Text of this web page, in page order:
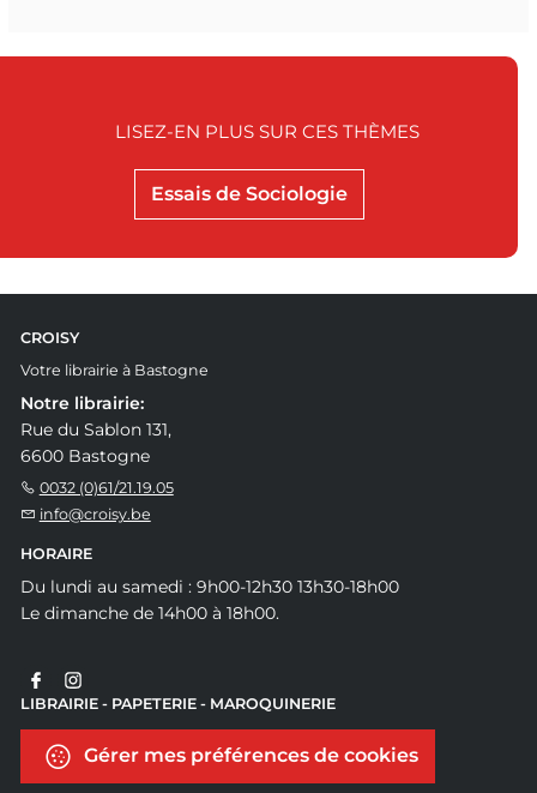
Essais de Sociologie
LISEZ-EN PLUS SUR CES THÈMES
CROISY
Votre librairie à Bastogne
Notre librairie:
Rue du Sablon 131,
6600 Bastogne
0032 (0)61/21.19.05
info@croisy.be
HORAIRE
Du lundi au samedi : 9h00-12h30 13h30-18h00
Le dimanche de 14h00 à 18h00.
LIBRAIRIE - PAPETERIE - MAROQUINERIE
Gérer mes préférences de cookies